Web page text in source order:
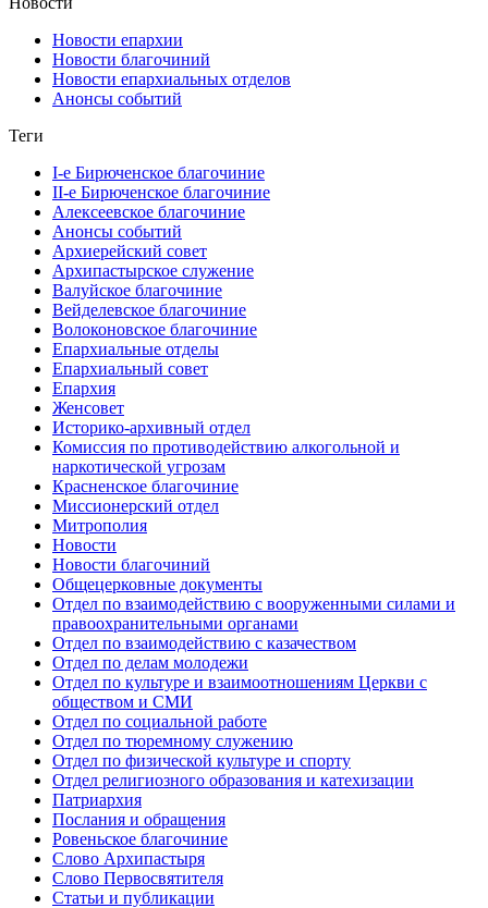
Новости епархии
Новости благочиний
Новости епархиальных отделов
Анонсы событий
Теги
I-е Бирюченское благочиние
II-е Бирюченское благочиние
Алексеевское благочиние
Анонсы событий
Архиерейский совет
Архипастырское служение
Валуйское благочиние
Вейделевское благочиние
Волоконовское благочиние
Епархиальные отделы
Епархиальный совет
Епархия
Женсовет
Историко-архивный отдел
Комиссия по противодействию алкогольной и
наркотической угрозам
Красненское благочиние
Миссионерский отдел
Митрополия
Новости
Новости благочиний
Общецерковные документы
Отдел по взаимодействию с вооруженными силами и
правоохранительными органами
Отдел по взаимодействию с казачеством
Отдел по делам молодежи
Отдел по культуре и взаимоотношениям Церкви с
обществом и СМИ
Отдел по социальной работе
Отдел по тюремному служению
Отдел по физической культуре и спорту
Отдел религиозного образования и катехизации
Патриархия
Послания и обращения
Ровеньское благочиние
Слово Архипастыря
Слово Первосвятителя
Статьи и публикации